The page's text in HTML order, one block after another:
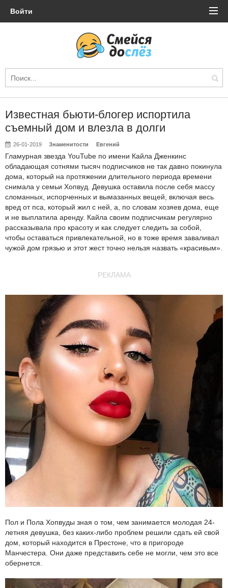
Войти
Известная бьюти-блогер испортила
съемный дом и влезла в долги
26-01-2019 Знаменитости Евгений
Гламурная звезда YouTube по имени Кайла Дженкинс
обладающая сотнями тысяч подписчиков не так давно покинула
дома, который на протяжении длительного периода времени
снимала у семьи Хопвуд. Девушка оставила после себя массу
сломанных, испорченных и вымазанных вещей, включая весь
вред от пса, который жил с ней, а, по словам хозяев дома, еще
и не выплатила аренду. Кайла своим подписчикам регулярно
рассказывала про красоту и как следует следить за собой,
чтобы оставаться привлекательной, но в тоже время заваливал
чужой дом грязью и этот жест точно нельзя назвать «красивым».
РЕКЛАМА
Пол и Пола Хопвуды зная о том, чем занимается молодая 24-
летняя девушка, без каких-либо проблем решили сдать ей свой
дом, который находится в Престоне, что в пригороде
Манчестера. Они даже представить себе не могли, чем это все
обернется.